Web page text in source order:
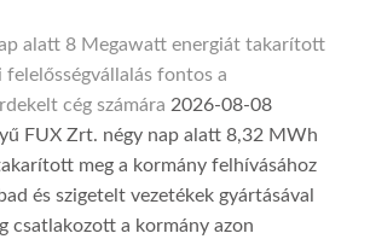
alatt 8 Megawatt energiát takarított
felelősségvállalás fontos a
cég számára 2026-08-08
FUX Zrt. négy nap alatt 8,32 MWh
meg a kormány felhívásához
és szigetelt vezetékek gyártásával
csatlakozott a kormány azon